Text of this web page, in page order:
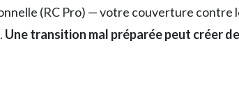
(RC Pro) — votre couverture contre
Une transition mal préparée peut créer